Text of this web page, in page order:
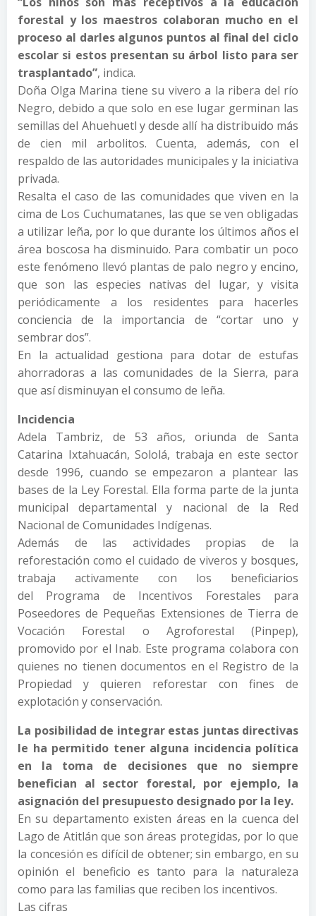
forestal y los maestros colaboran mucho en el
proceso al darles algunos puntos al final del ciclo
escolar si estos presentan su árbol listo para ser
trasplantado”, indica.
Doña Olga Marina tiene su vivero a la ribera del río
Negro, debido a que solo en ese lugar germinan las
semillas del Ahuehuetl y desde allí ha distribuido más
de cien mil arbolitos. Cuenta, además, con el
respaldo de las autoridades municipales y la iniciativa
privada.
Resalta el caso de las comunidades que viven en la
cima de Los Cuchumatanes, las que se ven obligadas
a utilizar leña, por lo que durante los últimos años el
área boscosa ha disminuido. Para combatir un poco
este fenómeno llevó plantas de palo negro y encino,
que son las especies nativas del lugar, y visita
periódicamente a los residentes para hacerles
conciencia de la importancia de “cortar uno y
sembrar dos”.
En la actualidad gestiona para dotar de estufas
ahorradoras a las comunidades de la Sierra, para
que así disminuyan el consumo de leña.
Incidencia
Adela Tambriz, de 53 años, oriunda de Santa
Catarina Ixtahuacán, Sololá, trabaja en este sector
desde 1996, cuando se empezaron a plantear las
bases de la Ley Forestal. Ella forma parte de la junta
municipal departamental y nacional de la Red
Nacional de Comunidades Indígenas.
Además de las actividades propias de la
reforestación como el cuidado de viveros y bosques,
trabaja activamente con los beneficiarios
del Programa de Incentivos Forestales para
Poseedores de Pequeñas Extensiones de Tierra de
Vocación Forestal o Agroforestal (Pinpep),
promovido por el Inab. Este programa colabora con
quienes no tienen documentos en el Registro de la
Propiedad y quieren reforestar con fines de
explotación y conservación.
La posibilidad de integrar estas juntas directivas
le ha permitido tener alguna incidencia política
en la toma de decisiones que no siempre
benefician al sector forestal, por ejemplo, la
asignación del presupuesto designado por la ley.
En su departamento existen áreas en la cuenca del
Lago de Atitlán que son áreas protegidas, por lo que
la concesión es difícil de obtener; sin embargo, en su
opinión el beneficio es tanto para la naturaleza
como para las familias que reciben los incentivos.
Las cifras